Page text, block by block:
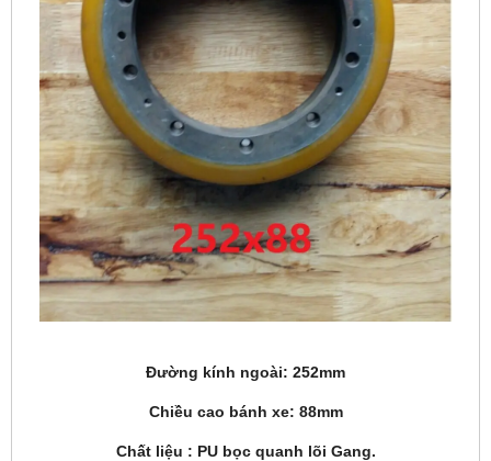
Đường kính ngoài: 252mm
Chiều cao bánh xe: 88mm
Chất liệu : PU bọc quanh lõi Gang.